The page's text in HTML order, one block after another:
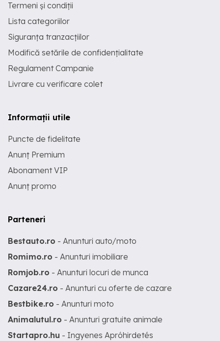
Termeni și condiții
Lista categoriilor
Siguranța tranzacțiilor
Modifică setările de confidențialitate
Regulament Campanie
Livrare cu verificare colet
Informații utile
Puncte de fidelitate
Anunț Premium
Abonament VIP
Anunț promo
Parteneri
Bestauto.ro - Anunturi auto/moto
Romimo.ro - Anunturi imobiliare
Romjob.ro - Anunturi locuri de munca
Cazare24.ro - Anunturi cu oferte de cazare
Bestbike.ro - Anunturi moto
Animalutul.ro - Anunturi gratuite animale
Startapro.hu - Ingyenes Apróhirdetés